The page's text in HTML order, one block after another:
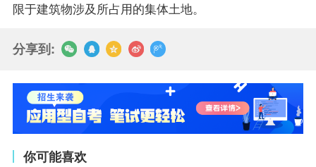
限于建筑物涉及所占用的集体土地。
分享到:
你可能喜欢